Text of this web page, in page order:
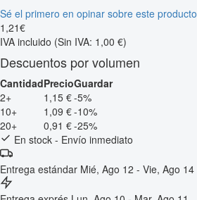
Sé el primero en opinar sobre este producto
1 ,21€
IVA incluido (Sin IVA: 1,00 €)
Descuentos por volumen
CantidadPrecioGuardar
2+
1,15 €-5%
10+
1,09 €-10%
20+
0,91 €-25%
En stock - Envío inmediato
Entrega estándar Mié, Ago 12 - Vie, Ago 14